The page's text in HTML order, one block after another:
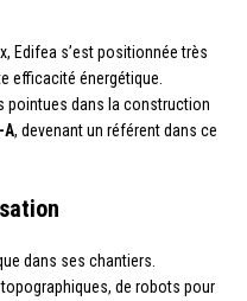
Edifea s’est positionnée très
efficacité énergétique.
pointues dans la construction
A, devenant un référent dans ce
dans ses chantiers.
de robots pour